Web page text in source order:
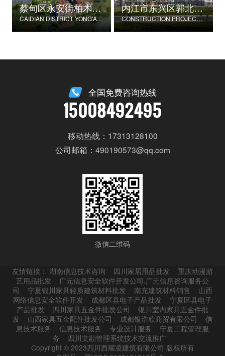
蔡甸区永安街柏木村郭家庄湾省级美丽乡村试点建设项目
CAIDIAN DISTRICT YONG'AN STREET CYPRESS VILLAGE GUOJIAZHUANG BAY PROVINCIAL BEAUTIFUL VILLAGE PILOT CONSTRUCTION PROJECT
内江市东兴区郭北养老服务中心建设项目
CONSTRUCTION PROJECT OF GUOBEI ELDERLY SERVICE CENTER IN DONGXING DISTRICT, NEIJIANG CITY
全国免费咨询热线
15008492495
移动热线：17313128100
公司邮箱：490190573@qq.com
微信二维码
友情链接：湖南信息技术咨询 四川家居用品批发
重庆动漫游
艺用品批发
广元信息安全软件开发公司.广元信息咨询服务公
司
宁夏银川家具轻质建筑材料批发 南充建筑材料销售
山西
网络信息安全软件开发
成都区县电子产品批发
宁夏区县电子
产品批发
四川家具五金件批发公司
银川室内家具五金件批
发
山西家具五金配件批发公司 成都银浩欣商贸有限公司
信
息技术服务
信息技术服务 专业设计服务
宁夏工程管理服
务
四川文勘管理系统技术交流推广
Copyright © 2023四川西耀凌建筑有限公司 版权所有